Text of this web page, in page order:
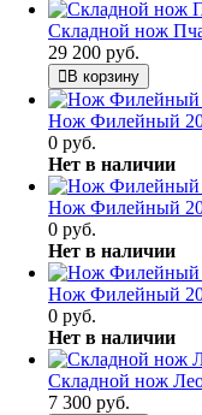
Складной нож
29 200 руб.
В корзину
Нож Филейный
0 руб.
Нет в наличии
Нож Филейный
0 руб.
Нет в наличии
Нож Филейный
0 руб.
Нет в наличии
Складной нож
7 300 руб.